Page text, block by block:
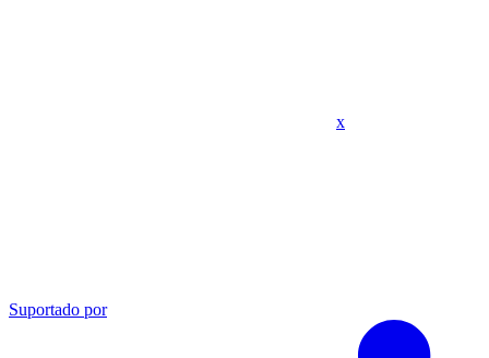
x
Suportado por